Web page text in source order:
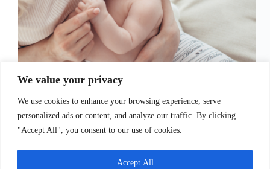
We value your privacy
We use cookies to enhance your browsing experience, serve
personalized ads or content, and analyze our traffic. By clicking
"Accept All", you consent to our use of cookies.
Accept All
Separamos dicas e cuidados na amamentação para o
bebê. No entanto, embora seja um processo natural,
muitas mães podem encontrar desafios no início.
Juliana Santos
8 de setembro de 2023